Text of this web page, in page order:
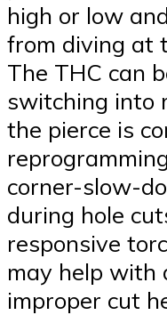
high or low
from diving at
The THC can
switching into
the pierce is
corner-slow-
during hole
responsive
may help with
improper cut